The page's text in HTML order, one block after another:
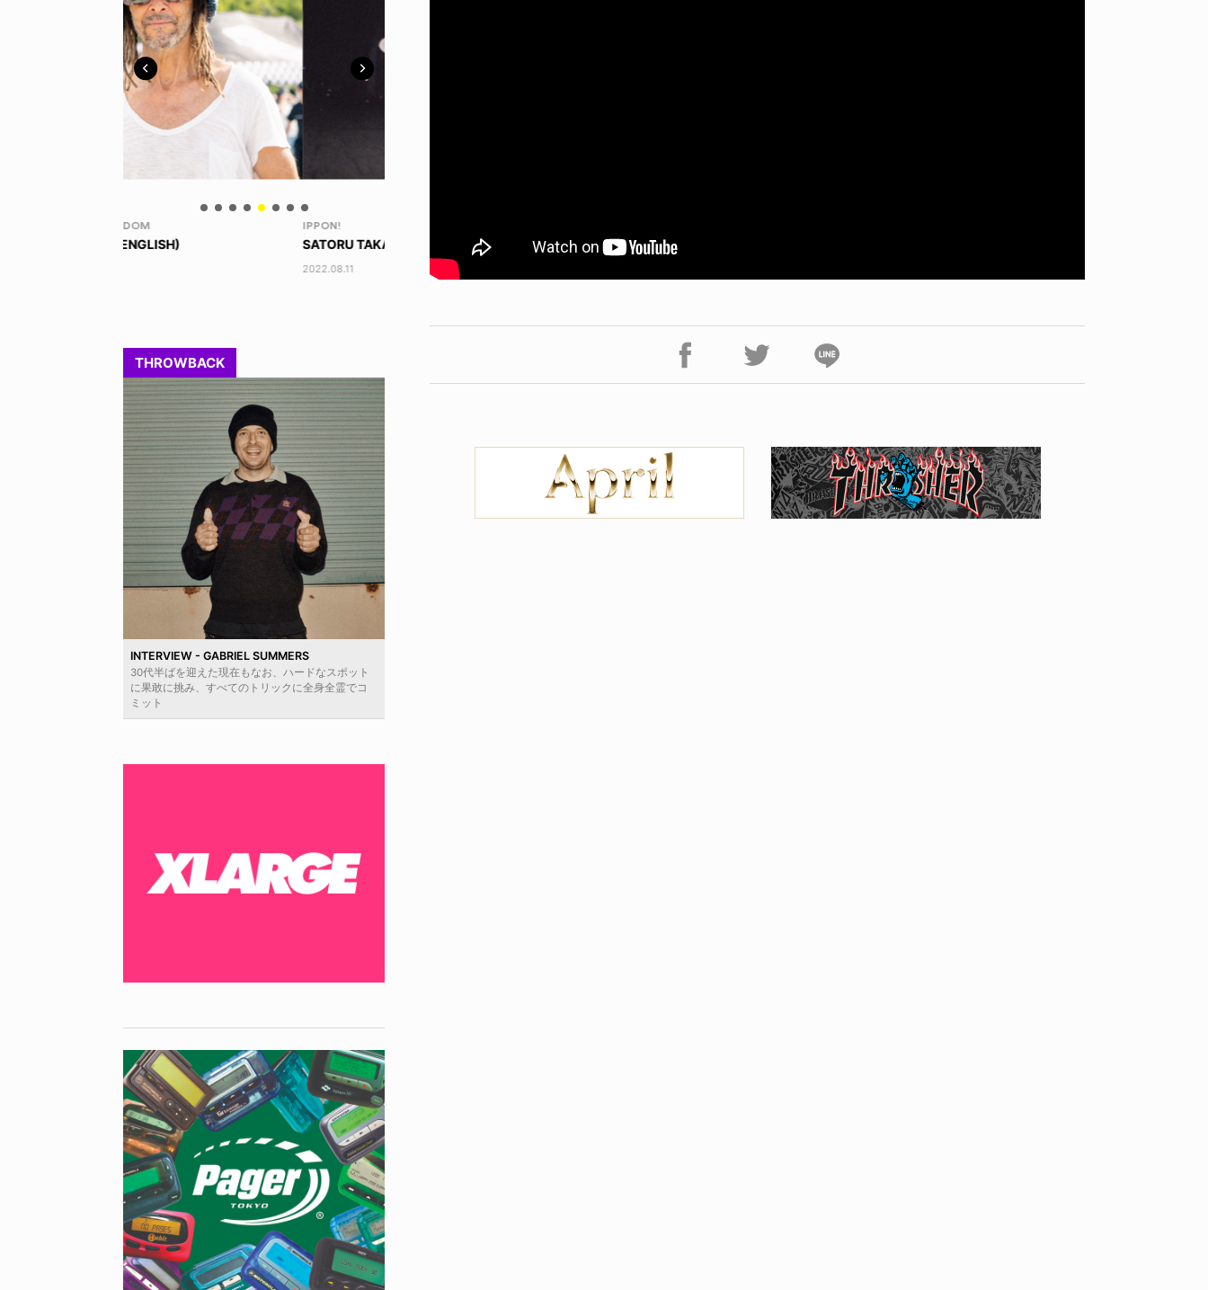
IPPON!
SATORU TAKAHASHI / 高橋 悟 HIDEYUKI KONDO
GABRIEL SUMMERS / ゲイブリエル・サマー
THROWBACK
INTERVIEW - GABRIEL SUMMERS
30代半ばを迎えた現在もなお、ハードなスポット
に果敢に挑み、すべてのトリックに全身全霊でコ
ミット